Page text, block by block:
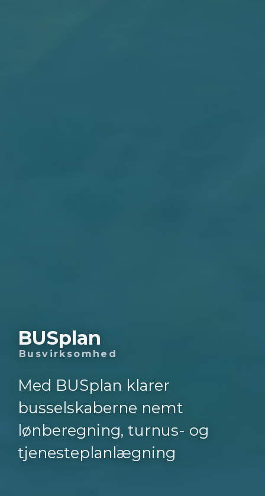
BUSplan
Busvirksomhed
Med BUSplan klarer
busselskaberne nemt
lønberegning, turnus- og
tjenesteplanlægning